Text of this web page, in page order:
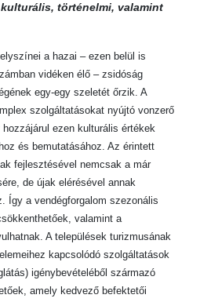
történelmi, valamint
a hazai – ezen belül is
vidéken élő – zsidóság
egy-egy szeletét őrzik. A
szolgáltatásokat nyújtó vonzerő
ezen kulturális értékek
és bemutatásához. Az érintett
fejlesztésével nemcsak a már
de újak elérésével annak
Így a vendégforgalom szezonális
valamint a
A települések turizmusának
kapcsolódó szolgáltatások
igénybevételéből származó
amely kedvező befektetői